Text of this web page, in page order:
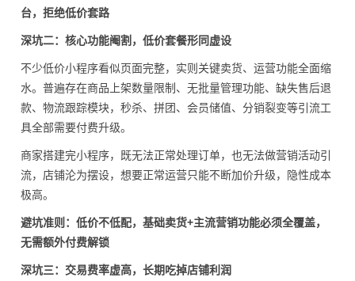
台，拒绝低价套路
深坑二：核心功能阉割，低价套餐形同虚设
不少低价小程序看似页面完整，实则关键卖货、运营功能全面缩
水。普遍存在商品上架数量限制、无批量管理功能、缺失售后退
款、物流跟踪模块，秒杀、拼团、会员储值、分销裂变等引流工
具全部需要付费升级。
商家搭建完小程序，既无法正常处理订单，也无法做营销活动引
流，店铺沦为摆设，想要正常运营只能不断加价升级，隐性成本
极高。
避坑准则：低价不低配，基础卖货+主流营销功能必须全覆盖，
无需额外付费解锁
深坑三：交易费率虚高，长期吃掉店铺利润